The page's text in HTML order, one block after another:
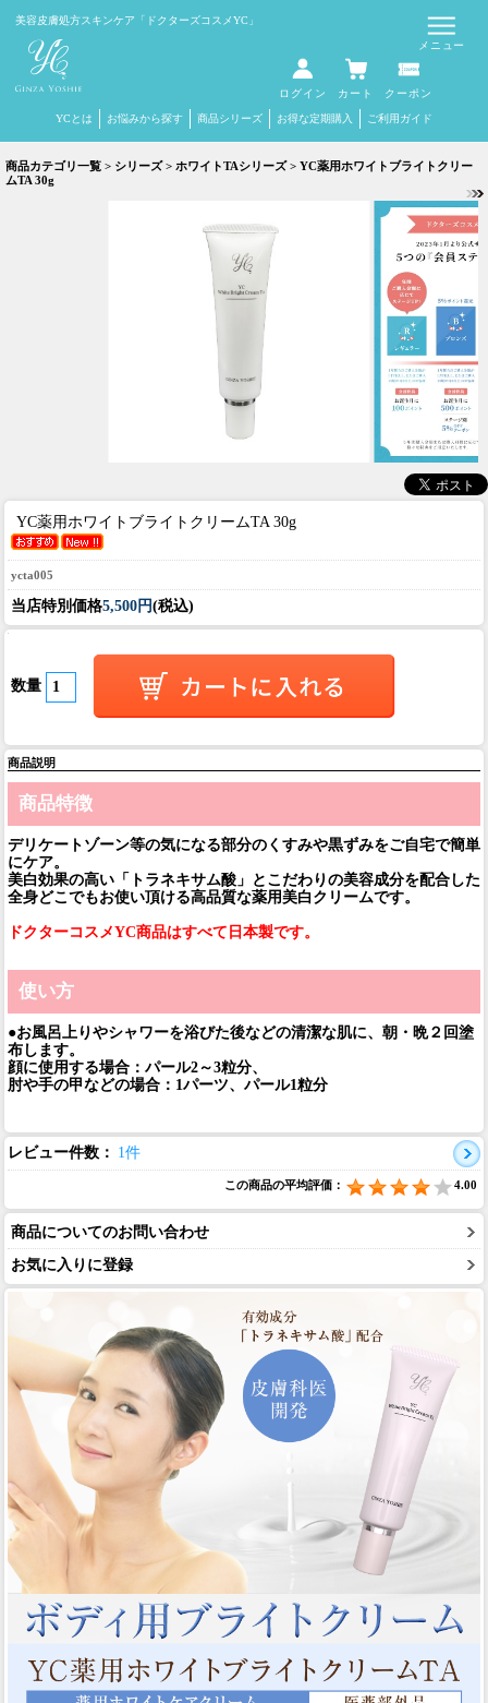
Select Language
美容皮膚処方スキンケア 「ドクターズコスメYC」
ログイン カート クーポン
メニュー
YCとは お悩みから探す 商品シリーズ お得な定期購入 ご利用ガイド
商品カテゴリ一覧 > シリーズ> ホワイトTAシリーズ> YC薬用ホワイトブライトクリー
ムTA 30g
YC薬用ホワイトブライトクリームTA 30g
ycta005
当店特別価格5,500円(税込)
数量
商品説明
商品特徴
デリケートゾーン等の気になる部分のくすみや黒ずみをご自宅で簡単
にケア。
美白効果の高い「トラネキサム酸」とこだわりの美容成分を配合した
全身どこでもお使い頂ける高品質な薬用美白クリームです。
ドクターコスメYC商品はすべて日本製です。
使い方
●お風呂上りやシャワーを浴びた後などの清潔な肌に、朝・晩２回塗
布します。
顔に使用する場合：パール2～3粒分、
肘や手の甲などの場合：1パーツ、パール1粒分
レビュー件数： 1件
この商品の平均評価： 4.00
商品についてのお問い合わせ
お気に入りに登録